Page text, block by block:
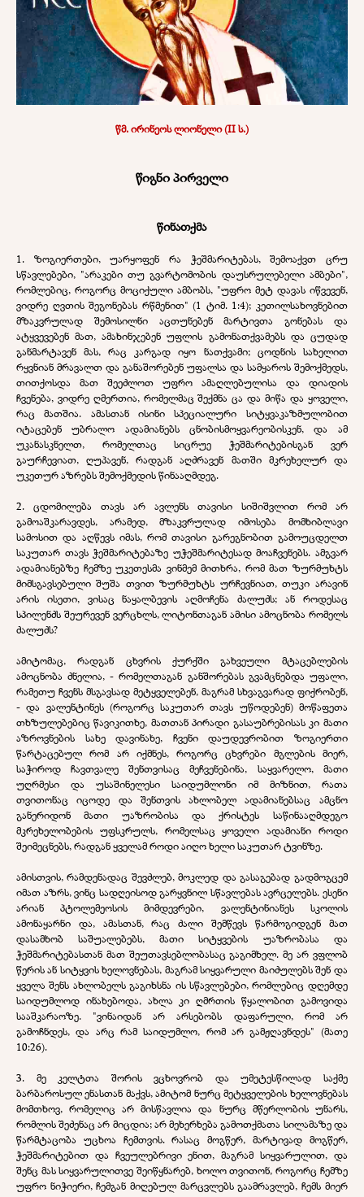
წმ. ირინეოს ლიონელი (II ს.)
წიგნი პირველი
წინათქმა
1. ზოგიერთები, უარყოფენ რა ჭეშმარიტებას, შემოაქვთ ცრუ
სწავლებები, "არაკები თუ გვარტომობის დაუსრულებელი ამბები",
რომლებიც, როგორც მოციქული ამბობს, "უფრო მეტ დავას იწვევენ,
ვიდრე ღვთის შეგონებას რწმენით" (1 ტიმ. 1:4); კეთილსახოვნებით
მზაკვრულად შემოსილნი აცთუნებენ მარტივთა გონებას და
ატყვევებენ მათ, ამახინჯებენ უფლის გამონათქვამებს და ცუდად
განმარტავენ მას, რაც კარგად იყო ნათქვამი; ცოდნის სახელით
რყვნიან მრავალთ და განაშორებენ უფალსა და სამყაროს შემოქმედს,
თითქოსდა მათ შეეძლოთ უფრო ამაღლებულისა და დიადის
ჩვენება, ვიდრე ღმერთია, რომელმაც შექმნა ცა და მიწა და ყოველი,
რაც მათშია. ამასთან ისინი სპეციალური სიტყვაკაზმულობით
იტაცებენ უბრალო ადამიანებს ცნობისმოყვარეობისკენ, და ამ
უკანასკნელთ, რომელთაც სიცრუე ჭეშმარიტებისგან ვერ
გაურჩევიათ, ღუპავენ, რადგან აღძრავენ მათში მკრეხელურ და
უკეთურ აზრებს შემოქმედის წინააღმდეგ.
2. ცდომილება თავს არ ავლენს თავისი სიშიშვლით რომ არ
გამოაშკარავდეს, არამედ, მზაკვრულად იმოსება მომხიბლავი
სამოსით და აღწევს იმას, რომ თავისი გარეგნობით გამოუცდელთ
საკუთარ თავს ჭეშმარიტებაზე უჭეშმარიტესად მოაჩვენებს. ამგვარ
ადამიანებზე ჩემზე უკეთესმა ვინმემ მითხრა, რომ მათ ზურმუხტს
მიმსგავსებული შუშა თვით ზურმუხტს ურჩევნიათ, თუკი არავინ
არის ისეთი, ვისაც ნაყალბევის აღმოჩენა ძალუძს; ან როდესაც
სპილენძს შეურევენ ვერცხლს, ლიტონთაგან ამისი ამოცნობა რომელს
ძალუძს?
ამიტომაც, რადგან ცხვრის ქურქში გახვეული მტაცებლების
ამოცნობა ძნელია, - რომელთაგან განშორებას გვამცნებდა უფალი,
რამეთუ ჩვენს მსგავსად მეტყველებენ, მაგრამ სხვაგვარად ფიქრობენ,
- და ვალენტინეს (როგორც საკუთარ თავს უწოდებენ) მოწაფეთა
თხზულებებიც წავიკითხე, მათთან პირადი გასაუბრებისას კი მათი
აზროვნების სახე დავინახე, ჩვენი დაუდევრობით ზოგიერთი
წარტაცებულ რომ არ იქმნეს, როგორც ცხვრები მგლების მიერ,
საჭიროდ ჩავთვალე შენთვისაც მეჩვენებინა, საყვარელო, მათი
უღრმესი და უსაშინელესი საიდუმლონი იმ მიზნით, რათა
თვითონაც იცოდე და შენთვის ახლობელ ადამიანებსაც ამცნო
განერიდონ მათი უაზრობისა და ქრისტეს საწინააღმდეგო
მკრეხელობების უფსკრულს, რომელსაც ყოველი ადამიანი როდი
შეიმეცნებს, რადგან ყველამ როდი აიღო ხელი საკუთარ ტვინზე.
ამისთვის, რამდენადაც შევძლებ, მოკლედ და გასაგებად გადმოგცემ
იმათ აზრს, ვინც სადღეისოდ გარყვნილ სწავლებას ავრცელებს. ესენი
არიან პტოლემეოსის მიმდევრები, ვალენტინიანეს სკოლის
ამონაყარნი და, ამასთან, რაც ძალი შემწევს წარმოგიდგენ მათ
დასამხობ საშუალებებს, მათი სიტყვების უაზრობასა და
ჭეშმარიტებასთან მათ შეუთავსებლობასაც გაგიმხელ. მე არ ვფლობ
წერის ან სიტყვის ხელოვნებას, მაგრამ სიყვარული მაიძულებს შენ და
ყველა შენს ახლობელს გაგიხსნა ის სწავლებები, რომლებიც დღემდე
საიდუმლოდ ინახებოდა, ახლა კი ღმრთის წყალობით გამოვიდა
სააშკარაოზე. "ვინაიდან არ არსებობს დაფარული, რომ არ
გამოჩნდეს, და არც რამ საიდუმლო, რომ არ გამჟღავნდეს" (მათე
10:26).
3. მე კელტთა შორის ვცხოვრობ და უმეტესწილად საქმე
ბარბაროსულ ენასთან მაქვს, ამიტომ ნურც მეტყველების ხელოვნებას
მომთხოვ, რომელიც არ მისწავლია და ნურც მწერლობის უნარს,
რომლის შეძენაც არ მიცდია; არ მეხერხება გამოთქმათა სილამაზე და
წარმტაცობა უცხოა ჩემთვის. რასაც მოგწერ, მარტივად მოგწერ,
ჭეშმარიტებით და ჩვეულებრივი ენით, მაგრამ სიყვარულით, და
შენც მას სიყვარულითვე შეიწყნარებ, ხოლო თვითონ, როგორც ჩემზე
უფრო ნიჭიერი, ჩემგან მიღებულ მარცვლებს გაამრავლებ, ჩემს მიერ